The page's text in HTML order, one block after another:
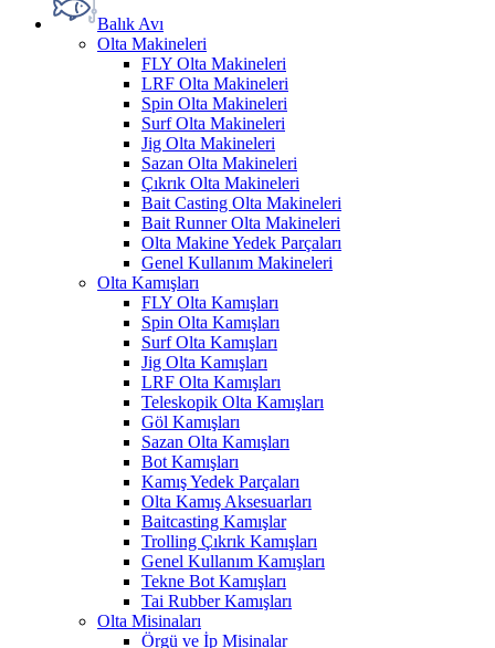
Balık Avı
Olta Makineleri
FLY Olta Makineleri
LRF Olta Makineleri
Spin Olta Makineleri
Surf Olta Makineleri
Jig Olta Makineleri
Sazan Olta Makineleri
Çıkrık Olta Makineleri
Bait Casting Olta Makineleri
Bait Runner Olta Makineleri
Olta Makine Yedek Parçaları
Genel Kullanım Makineleri
Olta Kamışları
FLY Olta Kamışları
Spin Olta Kamışları
Surf Olta Kamışları
Jig Olta Kamışları
LRF Olta Kamışları
Teleskopik Olta Kamışları
Göl Kamışları
Sazan Olta Kamışları
Bot Kamışları
Kamış Yedek Parçaları
Olta Kamış Aksesuarları
Baitcasting Kamışlar
Trolling Çıkrık Kamışları
Genel Kullanım Kamışları
Tekne Bot Kamışları
Tai Rubber Kamışları
Olta Misinaları
Örgü ve İp Misinalar